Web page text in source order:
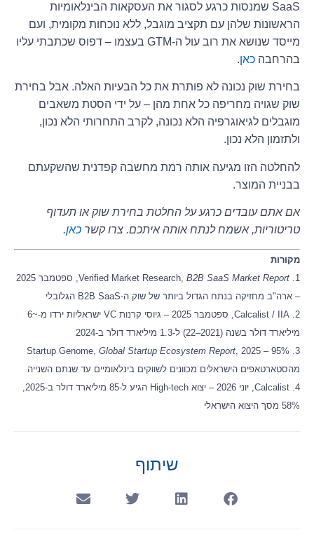
SaaS שמנסות כרגע לסגור את העסקאות הבינלאומיות
הראשונות שלהן עם תקציב מוגבל, ללא נוכחות מקומית, ועם
מייסד שנושא את רוב עול ה-GTM בעצמו – דפוס שכתבתי עליו
בהרחבה כאן.
בחירת שוק נכונה לא פותרת את כל הבעיות האלה. אבל בחירת
שוק שגויה מחריפה כל אחת מהן – על ידי הסטת משאבים
מוגבלים לגיאוגרפיה הלא נכונה, לקרב התחרותי הלא נכון,
ולתזמון הלא נכון.
להחלטה הזו מגיעה אותה רמת מחשבה קפדנית שהשקעתם
בבניית המוצר.
אם אתם עובדים כרגע על החלטת בחירת שוק או תעדוף
טריטוריות, אשמח לנתח אותה איתכם. צרו קשר כאן.
מקורות
1. Verified Market Research,
B2B SaaS Market Report
, ספטמבר 2025
– ארה"ב מחזיקה בנתח הגדול ביותר של שוק ה-B2B SaaS הגלובלי
2. Calcalist / IIA, ספטמבר 2025 – גיוסי קרנות VC ישראליות ירדו מ-~6
מיליארד דולר בשנה (2021–22) ל-1.3 מיליארד דולר ב-2024
3. Startup Genome,
Global Startup Ecosystem Report , 2025 – 95%
מהסטארטאפים הישראלים מכוונים לשווקים בינלאומיים עד שנתם השנייה
4. Calcalist, יוני 2026 – יצוא High-tech הגיע ל-85 מיליארד דולר ב-2025,
58% מסך היצוא הישראלי
שיתוף